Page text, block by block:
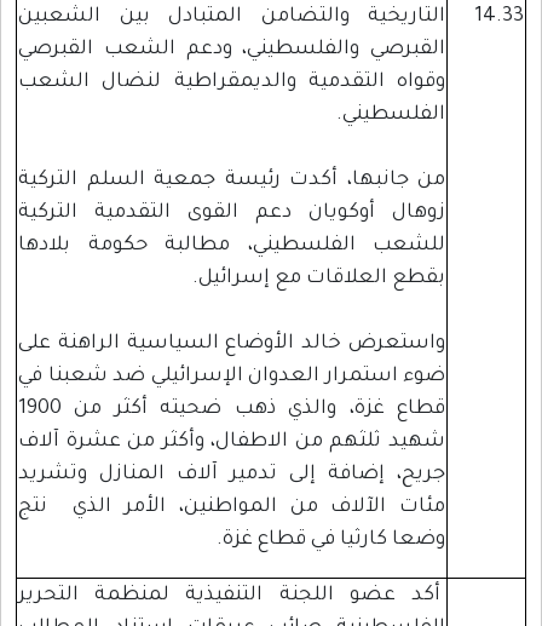
التاريخية والتضامن المتبادل بين الشعبين
القبرصي والفلسطيني، ودعم الشعب القبرصي
وقواه التقدمية والديمقراطية لنضال الشعب
الفلسطيني.
من جانبها، أكدت رئيسة جمعية السلم التركية
زوهال أوكويان دعم القوى التقدمية التركية
للشعب الفلسطيني، مطالبة حكومة بلادها
بقطع العلاقات مع إسرائيل.
واستعرض خالد الأوضاع السياسية الراهنة على
ضوء استمرار العدوان الإسرائيلي ضد شعبنا في
قطاع غزة، والذي ذهب ضحيته أكثر من 1900
شهيد ثلثهم من الاطفال، وأكثر من عشرة آلاف
جريح، إضافة إلى تدمير آلاف المنازل وتشريد
مئات الآلاف من المواطنين، الأمر الذي نتج
وضعا كارثيا في قطاع غزة.
14.33
أكد عضو اللجنة التنفيذية لمنظمة التحرير